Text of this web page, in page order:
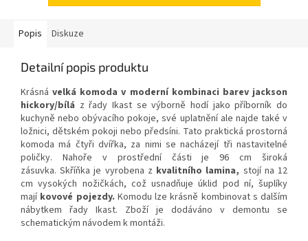
Popis Diskuze
Detailní popis produktu
Krásná velká komoda v moderní kombinaci barev jackson
hickory/bílá z řady Ikast se výborně hodí jako příborník do
kuchyně nebo obývacího pokoje, své uplatnění ale najde také v
ložnici, dětském pokoji nebo předsíni. Tato praktická prostorná
komoda má čtyři dvířka, za nimi se nacházejí tři nastavitelné
poličky. Nahoře v prostřední části je 96 cm široká
zásuvka. Skříňka je vyrobena z kvalitního lamina, stojí na 12
cm vysokých nožičkách, což usnadňuje úklid pod ní, šuplíky
mají kovové pojezdy. Komodu lze krásně kombinovat s dalším
nábytkem řady Ikast. Zboží je dodáváno v demontu se
schematickým návodem k montáži.